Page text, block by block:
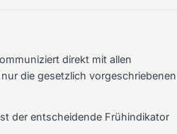
direkt mit allen
die gesetzlich vorgeschriebenen
der entscheidende Frühindikator